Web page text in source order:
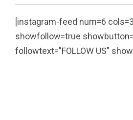
[instagram-feed num=6 cols=3
showfollow=true
followtext=”FOLLOW US”